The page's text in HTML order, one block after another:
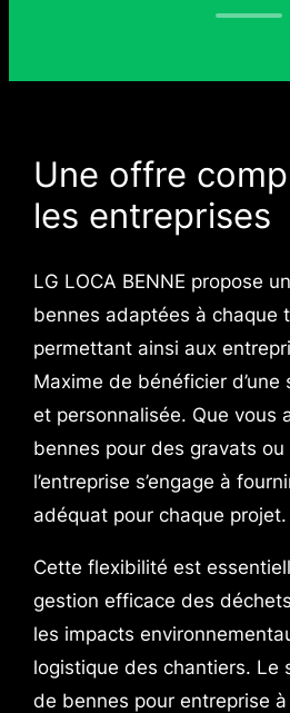
Une offre
les entreprises
LG LOCA BENNE propose
bennes adaptées à chaque
permettant ainsi aux
Maxime de bénéficier
et personnalisée. Que vous
bennes pour des gravats
l’entreprise s’engage à
adéquat pour chaque projet.
Cette flexibilité est
gestion efficace des
les impacts
logistique des chantiers. Le
de bennes pour entreprise